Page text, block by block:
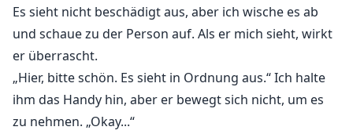
Es sieht nicht beschädigt aus, aber ich wische es ab
und schaue zu der Person auf. Als er mich sieht, wirkt
er überrascht.
„Hier, bitte schön. Es sieht in Ordnung aus.“ Ich halte
ihm das Handy hin, aber er bewegt sich nicht, um es
zu nehmen. „Okay...“